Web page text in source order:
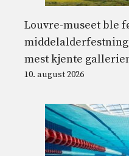
Louvre-museet ble
mest kjente
10. august 2026